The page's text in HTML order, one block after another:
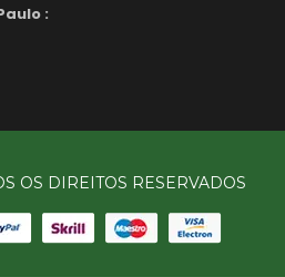
:
OS DIREITOS RESERVADOS